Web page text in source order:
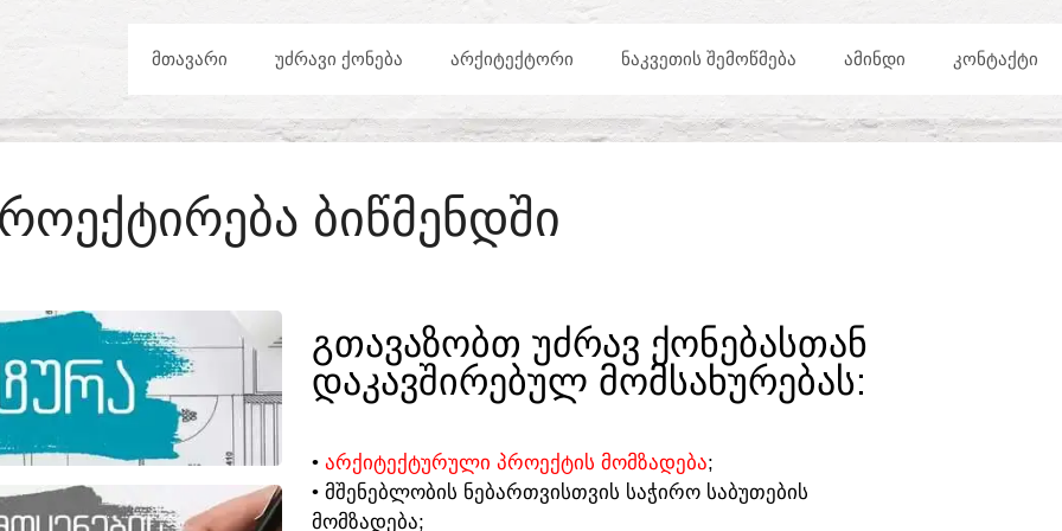
ᲛᲗᲐᲕᲐᲠᲘ ᲣᲫᲠᲐᲕᲘ ᲥᲝᲜᲔᲑᲐ ᲐᲠᲥᲘᲢᲔᲥᲢᲝᲠᲘ ᲜᲐᲙᲕᲔᲗᲘᲡ ᲨᲔᲛᲝᲬᲛᲔᲑᲐ ᲐᲛᲘᲜᲓᲘ ᲙᲝᲜᲢᲐᲥᲢᲘ
ᲑᲘᲬᲛᲔᲜᲓᲨᲘ
ᲒᲗᲐᲕᲐᲖᲝᲑᲗ ᲣᲫᲠᲐᲕ ᲥᲝᲜᲔᲑᲐᲡᲗᲐᲜ
ᲓᲐᲙᲐᲕᲨᲘᲠᲔᲑᲣᲚ ᲛᲝᲛᲡᲐᲮᲣᲠᲔᲑᲐᲡ:​
• ᲐᲠᲥᲘᲢᲔᲥᲢᲣᲠᲣᲚᲘ ᲞᲠᲝᲔᲥᲢᲘᲡ ᲛᲝᲛᲖᲐᲓᲔᲑᲐ;
• ᲛᲨᲔᲜᲔᲑᲚᲝᲑᲘᲡ ᲜᲔᲑᲐᲠᲗᲕᲘᲡᲗᲕᲘᲡ ᲡᲐᲭᲘᲠᲝ ᲡᲐᲑᲣᲗᲔᲑᲘᲡ
ᲛᲝᲛᲖᲐᲓᲔᲑᲐ;